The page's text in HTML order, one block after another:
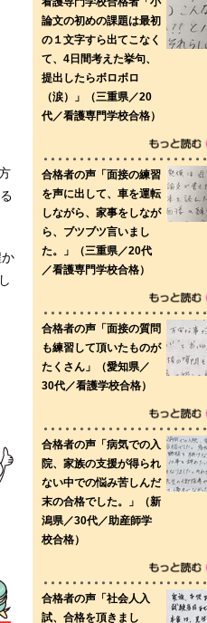
訓練士就職指導
校 東京山手メディカルセンタ